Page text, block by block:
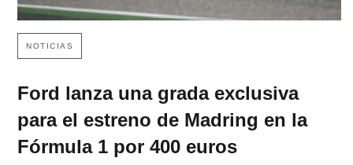
NOTICIAS
Ford lanza una grada exclusiva
para el estreno de Madring en la
Fórmula 1 por 400 euros